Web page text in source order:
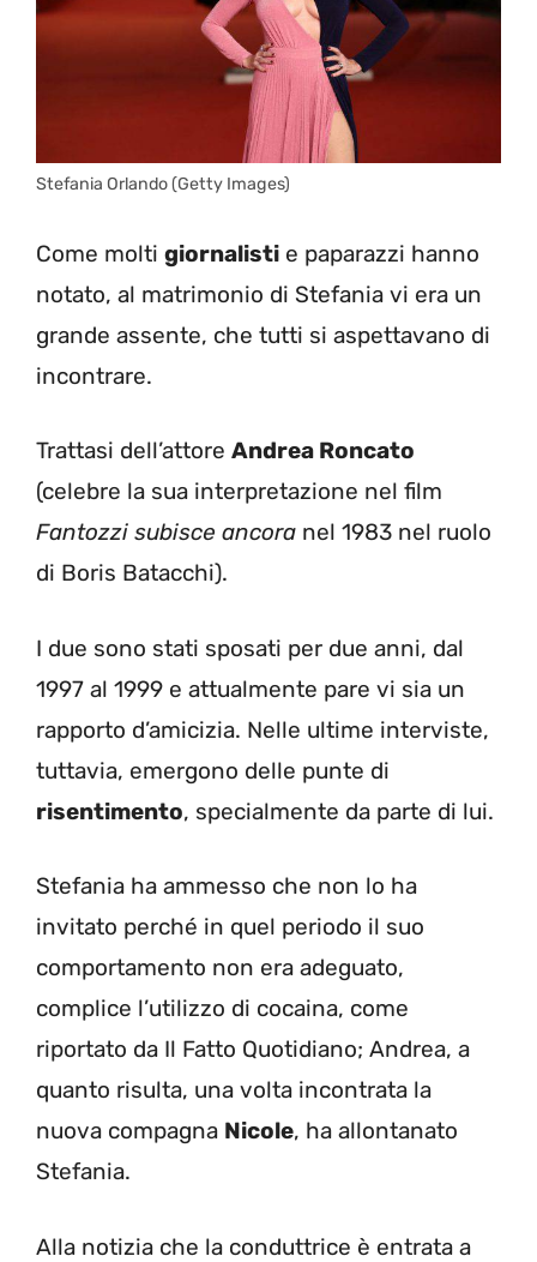
Stefania Orlando (Getty Images)
Come molti giornalisti e paparazzi hanno
notato, al matrimonio di Stefania vi era un
grande assente, che tutti si aspettavano di
incontrare.
Trattasi dell’attore Andrea Roncato
(celebre la sua interpretazione nel film
Fantozzi subisce ancora nel 1983 nel ruolo
di Boris Batacchi).
I due sono stati sposati per due anni, dal
1997 al 1999 e attualmente pare vi sia un
rapporto d’amicizia. Nelle ultime interviste,
tuttavia, emergono delle punte di
risentimento, specialmente da parte di lui.
Stefania ha ammesso che non lo ha
invitato perché in quel periodo il suo
comportamento non era adeguato,
complice l’utilizzo di cocaina, come
riportato da Il Fatto Quotidiano; Andrea, a
quanto risulta, una volta incontrata la
nuova compagna Nicole, ha allontanato
Stefania.
Alla notizia che la conduttrice è entrata a